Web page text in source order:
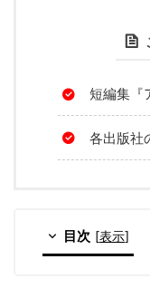
短編集『
各出版社
目次 [表示]